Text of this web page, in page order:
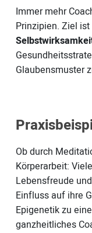
Immer mehr
Prinzipien. Ziel
Glaubensmuster
Ob durch
Körperarbeit:
Lebensfreude
Einfluss auf ihre
Epigenetik zu
ganzheitliches